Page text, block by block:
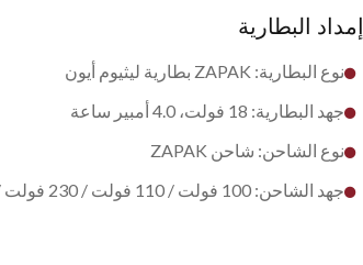
إمداد البطارية
نوع البطارية: ZAPAK بطارية ليثيوم أيون
جهد البطارية: 18 فولت، 4.0 أمبير ساعة
نوع الشاحن: شاحن ZAPAK
جهد الشاحن: 100 فولت / 110 فولت / 230 فولت / 240 فولت